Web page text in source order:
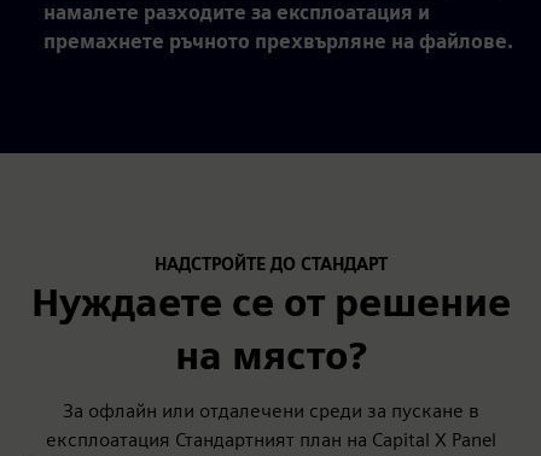
намалете разходите за експлоатация и
премахнете ръчното прехвърляне на файлове.
НАДСТРОЙТЕ ДО СТАНДАРТ
Нуждаете се от решение
на място?
За офлайн или отдалечени среди за пускане в
експлоатация Стандартният план на Capital X Panel